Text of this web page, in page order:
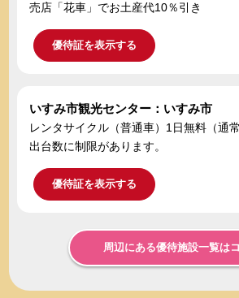
売店「花車」でお土産代10％引き
優待証を表示する
いすみ市観光センター：いすみ市
レンタサイクル（普通車）1日無料（通
出台数に制限があります。
優待証を表示する
周辺にある優待施設一覧は